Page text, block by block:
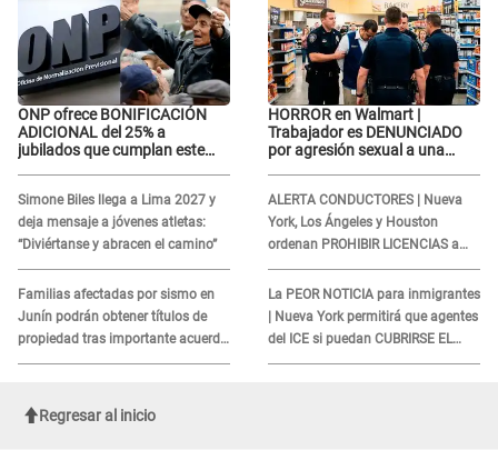
ONP ofrece BONIFICACIÓN
ADICIONAL del 25% a
jubilados que cumplan este
Simone Biles llega a Lima 2027 y
deja mensaje a jóvenes atletas:
“Diviértanse y abracen el camino”
Familias afectadas por sismo en
Junín podrán obtener títulos de
propiedad tras importante acuerdo
de Cofopri
HORROR en Walmart |
Trabajador es DENUNCIADO
por agresión sexual a una
ALERTA CONDUCTORES | Nueva
York, Los Ángeles y Houston
ordenan PROHIBIR LICENCIAS a
quienes no presenten ESTE
DOCUMENTO
La PEOR NOTICIA para inmigrantes
| Nueva York permitirá que agentes
del ICE si puedan CUBRIRSE EL
ROSTRO
Regresar al inicio